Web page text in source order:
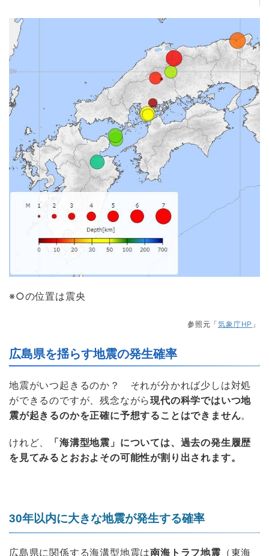
※○の位置は震央
参照元「気象庁HP 」
広島県を揺らす地震の発生確率
地震がいつ起きるのか？ それが分かれば少しは対処
ができるのですが、残念ながら現代の科学ではいつ地
震が起きるのかを正確に予想することはできません。
けれど、
「海溝型地震」については、過去の発生履歴
を見てみるとおおよその可能性が割り出されます。
30年以内に大きな地震が発生する確率
広島県に関係する海溝型地震は南海トラフ地震 （東海